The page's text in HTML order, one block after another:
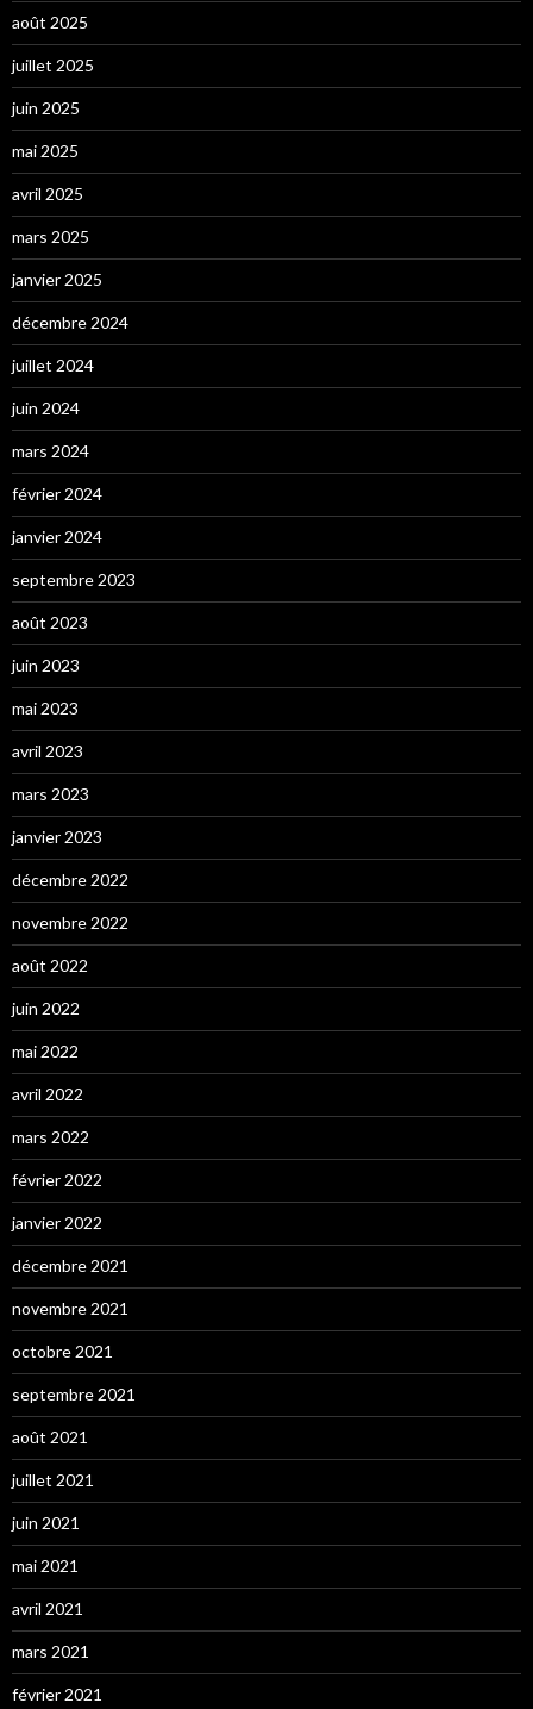
août 2025
juillet 2025
juin 2025
mai 2025
avril 2025
mars 2025
janvier 2025
décembre 2024
juillet 2024
juin 2024
mars 2024
février 2024
janvier 2024
septembre 2023
août 2023
juin 2023
mai 2023
avril 2023
mars 2023
janvier 2023
décembre 2022
novembre 2022
août 2022
juin 2022
mai 2022
avril 2022
mars 2022
février 2022
janvier 2022
décembre 2021
novembre 2021
octobre 2021
septembre 2021
août 2021
juillet 2021
juin 2021
mai 2021
avril 2021
mars 2021
février 2021